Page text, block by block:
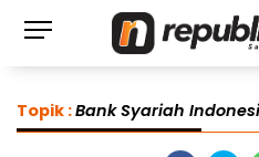
Topik :Bank Syariah